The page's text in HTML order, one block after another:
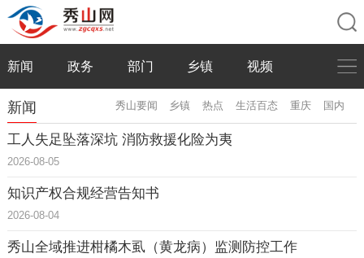
新闻 政务 部门 乡镇 视频
新闻 秀山要闻 乡镇 热点 生活百态 重庆 国内
工人失足坠落深坑 消防救援化险为夷
2026-08-05
知识产权合规经营告知书
2026-08-04
秀山全域推进柑橘木虱（黄龙病）监测防控工作